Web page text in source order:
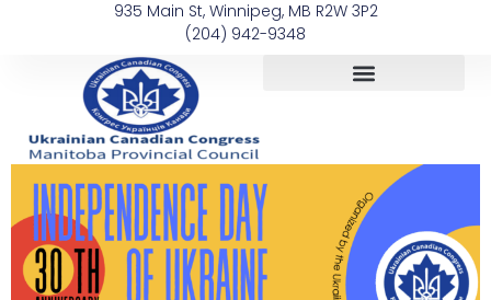
935 Main St, Winnipeg, MB R2W 3P2
(204) 942-9348